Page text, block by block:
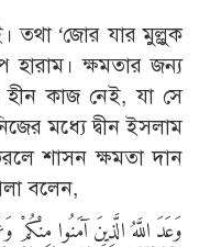
তথা ‘জোর যার মুল্লুক
হারাম। ক্ষমতার জন্য
হীন কাজ নেই, যা সে
মধ্যে দ্বীন ইসলাম
শাসন ক্ষমতা দান
বলেন,
وَعَدَ اللَّهُ الَّذِينَ آمَنُوا